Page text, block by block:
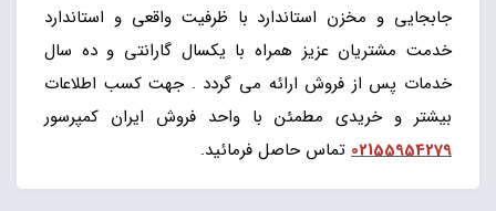
جابجایی و مخزن استاندارد با ظرفیت واقعی و استاندارد
خدمت مشتریان عزیز همراه با یکسال گارانتی و ده سال
خدمات پس از فروش ارائه می گردد . جهت کسب اطلاعات
بیشتر و خریدی مطمئن با واحد فروش ایران کمپرسور
02155954279 تماس حاصل فرمائید.